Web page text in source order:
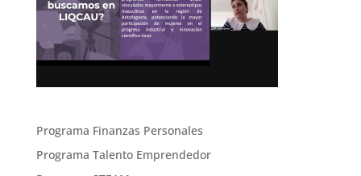
Programa Finanzas Personales
Programa Talento Emprendedor